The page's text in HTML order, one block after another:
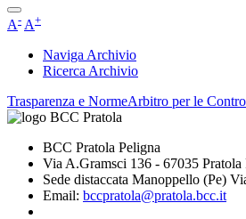
A- A+
Naviga Archivio
Ricerca Archivio
Trasparenza e NormeArbitro per le
BCC Pratola Peligna
Via A.Gramsci 136 - 67035
Sede distaccata Manoppello (Pe)
Email: bccpratola@pratola.bcc.it